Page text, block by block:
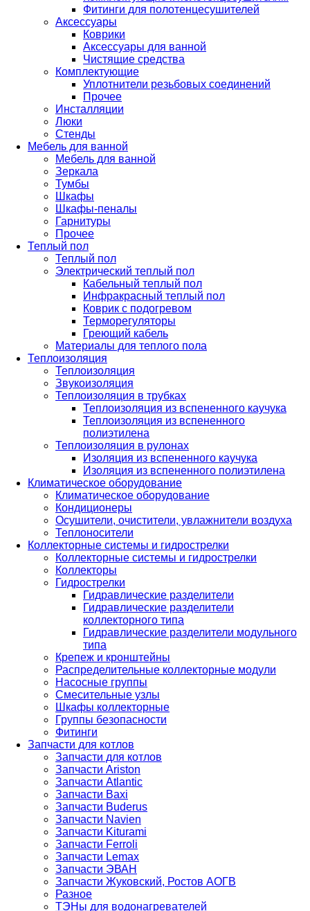
Фитинги для полотенцесушителей
Аксессуары
Коврики
Аксессуары для ванной
Чистящие средства
Комплектующие
Уплотнители резьбовых соединений
Прочее
Инсталляции
Люки
Стенды
Мебель для ванной
Мебель для ванной
Зеркала
Тумбы
Шкафы
Шкафы-пеналы
Гарнитуры
Прочее
Теплый пол
Теплый пол
Электрический теплый пол
Кабельный теплый пол
Инфракрасный теплый пол
Коврик с подогревом
Терморегуляторы
Греющий кабель
Материалы для теплого пола
Теплоизоляция
Теплоизоляция
Звукоизоляция
Теплоизоляция в трубках
Теплоизоляция из вспененного каучука
Теплоизоляция из вспененного
полиэтилена
Теплоизоляция в рулонах
Изоляция из вспененного каучука
Изоляция из вспененного полиэтилена
Климатическое оборудование
Климатическое оборудование
Кондиционеры
Осушители, очистители, увлажнители воздуха
Теплоносители
Коллекторные системы и гидрострелки
Коллекторные системы и гидрострелки
Коллекторы
Гидрострелки
Гидравлические разделители
Гидравлические разделители
коллекторного типа
Гидравлические разделители модульного
типа
Крепеж и кронштейны
Распределительные коллекторные модули
Насосные группы
Смесительные узлы
Шкафы коллекторные
Группы безопасности
Фитинги
Запчасти для котлов
Запчасти для котлов
Запчасти Ariston
Запчасти Atlantic
Запчасти Baxi
Запчасти Buderus
Запчасти Navien
Запчасти Kiturami
Запчасти Ferroli
Запчасти Lemax
Запчасти ЭВАН
Запчасти Жуковский, Ростов АОГВ
Разное
ТЭНы для водонагревателей